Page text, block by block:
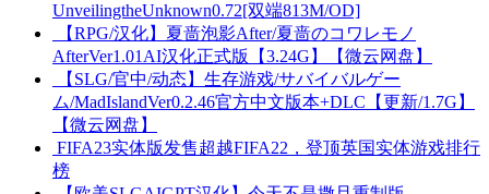
UnveilingtheUnknown0.72[双端813M/OD]
【RPG/汉化】夏啬泡影After/夏啬のコワレモノ
AfterVer1.01AI汉化正式版【3.24G】【微云网盘】
【SLG/官中/动态】生存游戏/サバイバルゲー
ム/MadIslandVer0.2.46官方中文版本+DLC【更新/1.7G】
【微云网盘】
FIFA23实体版发售超越FIFA22，登顶英国实体游戏排行
榜